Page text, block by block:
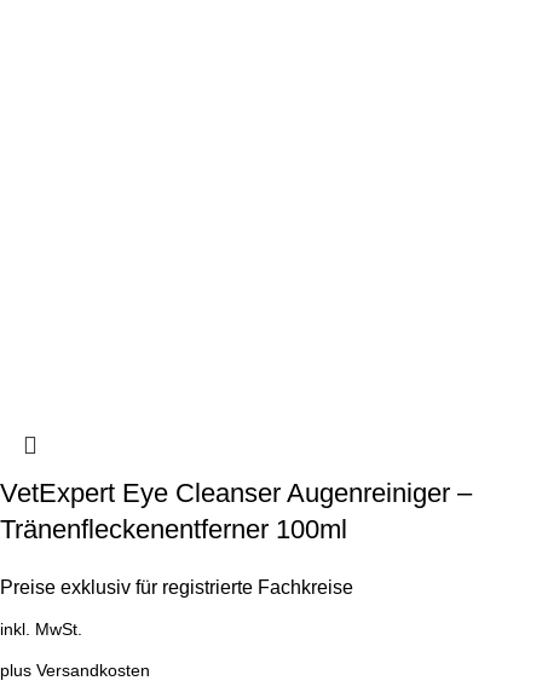
VetExpert Eye Cleanser Augenreiniger –
Tränenfleckenentferner 100ml
Preise exklusiv für registrierte Fachkreise
inkl. MwSt.
plus Versandkosten